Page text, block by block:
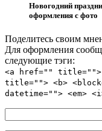
Новогодний
оформления с фото
Поделитесь своим
Для оформления
следующие тэги:
<a href="" title="">
title=""> <b>
datetime=""> <em>